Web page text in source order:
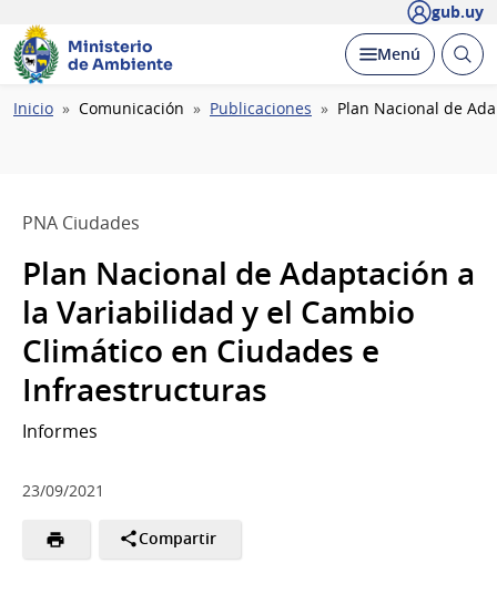
gub.uy
Ministerio
de Ambiente
Desplegar
Menú Abrir
Ruta
Inicio Comunicación Publicaciones Plan Nacional de
PNA Ciudades
Plan Nacional de Adaptación a
la Variabilidad y el Cambio
Climático en Ciudades e
Infraestructuras
Informes
23/09/2021
Compartir